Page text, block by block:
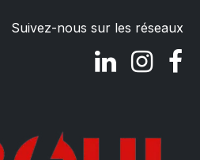
Suivez-nous sur les réseaux